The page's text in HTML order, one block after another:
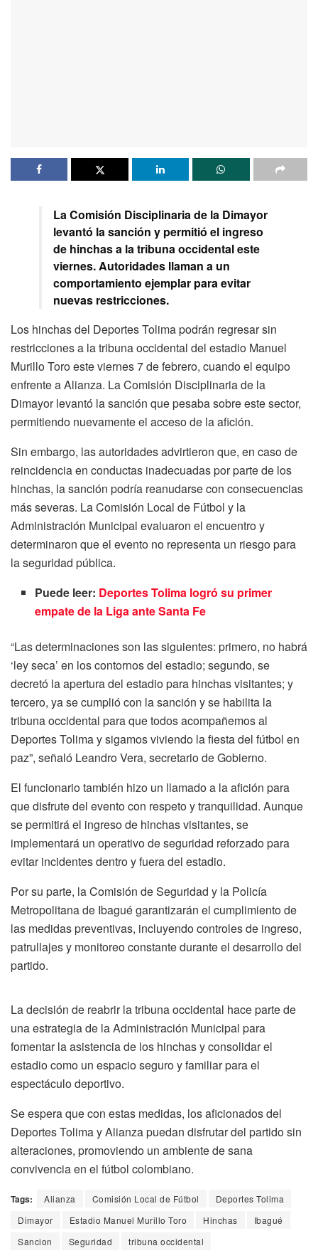
La Comisión Disciplinaria de la Dimayor
levantó la sanción y permitió el ingreso
de hinchas a la tribuna occidental este
viernes. Autoridades llaman a un
comportamiento ejemplar para evitar
nuevas restricciones.
Los hinchas del Deportes Tolima podrán regresar sin
restricciones a la tribuna occidental del estadio Manuel
Murillo Toro este viernes 7 de febrero, cuando el equipo
enfrente a Alianza. La Comisión Disciplinaria de la
Dimayor levantó la sanción que pesaba sobre este sector,
permitiendo nuevamente el acceso de la afición.
Sin embargo, las autoridades advirtieron que, en caso de
reincidencia en conductas inadecuadas por parte de los
hinchas, la sanción podría reanudarse con consecuencias
más severas. La Comisión Local de Fútbol y la
Administración Municipal evaluaron el encuentro y
determinaron que el evento no representa un riesgo para
la seguridad pública.
Puede leer: Deportes Tolima logró su primer
empate de la Liga ante Santa Fe
“Las determinaciones son las siguientes: primero, no habrá
‘ley seca’ en los contornos del estadio; segundo, se
decretó la apertura del estadio para hinchas visitantes; y
tercero, ya se cumplió con la sanción y se habilita la
tribuna occidental para que todos acompañemos al
Deportes Tolima y sigamos viviendo la fiesta del fútbol en
paz”, señaló Leandro Vera, secretario de Gobierno.
El funcionario también hizo un llamado a la afición para
que disfrute del evento con respeto y tranquilidad. Aunque
se permitirá el ingreso de hinchas visitantes, se
implementará un operativo de seguridad reforzado para
evitar incidentes dentro y fuera del estadio.
Por su parte, la Comisión de Seguridad y la Policía
Metropolitana de Ibagué garantizarán el cumplimiento de
las medidas preventivas, incluyendo controles de ingreso,
patrullajes y monitoreo constante durante el desarrollo del
partido.
La decisión de reabrir la tribuna occidental hace parte de
una estrategia de la Administración Municipal para
fomentar la asistencia de los hinchas y consolidar el
estadio como un espacio seguro y familiar para el
espectáculo deportivo.
Se espera que con estas medidas, los aficionados del
Deportes Tolima y Alianza puedan disfrutar del partido sin
alteraciones, promoviendo un ambiente de sana
convivencia en el fútbol colombiano.
Tags: Alianza Comisión Local de Fútbol
Deportes Tolima
Dimayor
Estadio Manuel Murillo Toro Hinchas
Ibagué
Sancion
Seguridad tribuna occidental